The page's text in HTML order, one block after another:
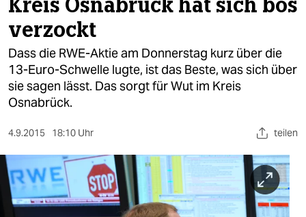
politik
öko
gesellschaft
kultur
sport
berlin
nord
verzockt
Dass die RWE-Aktie am Donnerstag kurz über die
13-Euro-Schwelle lugte, ist das Beste, was sich über
sie sagen lässt. Das sorgt für Wut im Kreis
Osnabrück.
4.9.2015 18:10 Uhr teilen